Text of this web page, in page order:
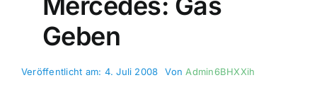
Geben
Veröffentlicht am: 4. Juli 2008 Von Admin6BHXXih